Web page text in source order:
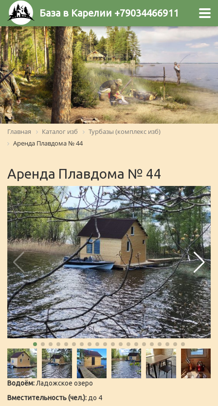
База в Карелии +79034466911
Главная Каталог изб
Турбазы (комплекс изб)
Аренда Плавдома № 44
Аренда Плавдома № 44
Водоём:Ладожское озеро
Вместительность (чел.): до 4